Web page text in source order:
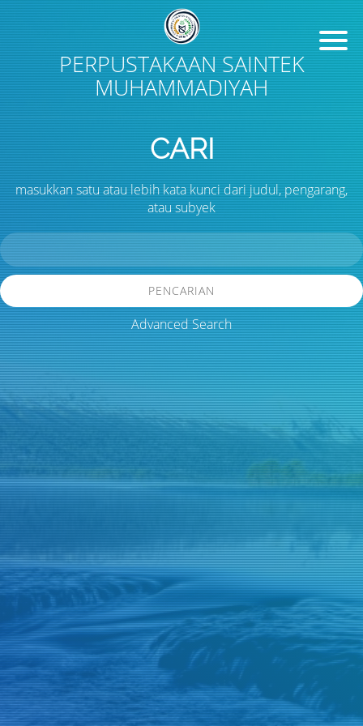
PERPUSTAKAAN SAINTEK
MUHAMMADIYAH
CARI
masukkan satu atau lebih kata kunci dari judul, pengarang,
atau subyek
PENCARIAN
Advanced Search
Judul
Pengarang